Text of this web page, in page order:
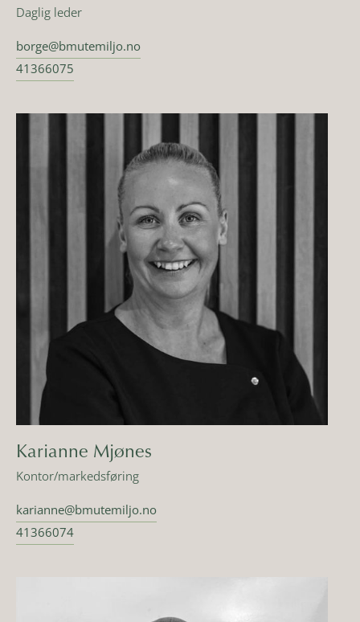
Daglig leder
borge@bmutemiljo.no
41366075
Karianne Mjønes
Kontor/markedsføring
karianne@bmutemiljo.no
41366074